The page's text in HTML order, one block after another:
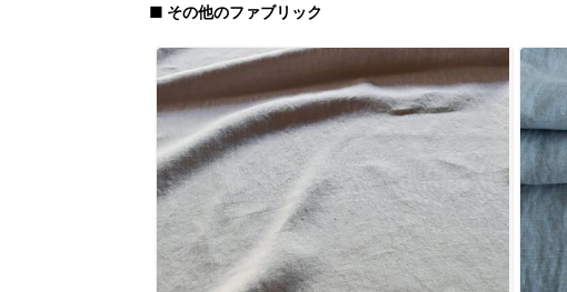
■ その他のファブリック